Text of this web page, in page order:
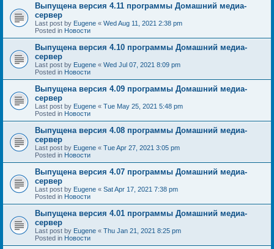
Выпущена версия 4.11 программы Домашний медиа-
сервер
Last post by Eugene « Wed Aug 11, 2021 2:38 pm
Posted in Новости
Выпущена версия 4.10 программы Домашний медиа-
сервер
Last post by Eugene « Wed Jul 07, 2021 8:09 pm
Posted in Новости
Выпущена версия 4.09 программы Домашний медиа-
сервер
Last post by Eugene « Tue May 25, 2021 5:48 pm
Posted in Новости
Выпущена версия 4.08 программы Домашний медиа-
сервер
Last post by Eugene « Tue Apr 27, 2021 3:05 pm
Posted in Новости
Выпущена версия 4.07 программы Домашний медиа-
сервер
Last post by Eugene « Sat Apr 17, 2021 7:38 pm
Posted in Новости
Выпущена версия 4.01 программы Домашний медиа-
сервер
Last post by Eugene « Thu Jan 21, 2021 8:25 pm
Posted in Новости